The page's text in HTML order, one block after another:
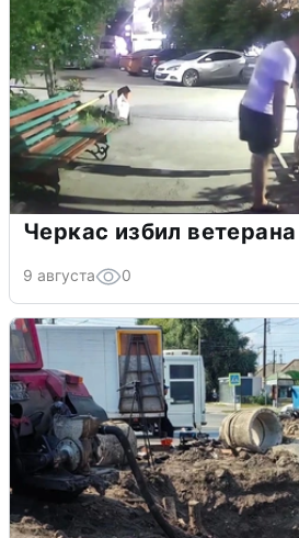
Черкас избил
9 августа 0